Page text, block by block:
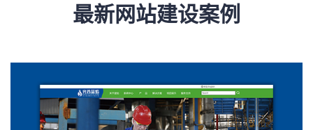
最新网站建设案例